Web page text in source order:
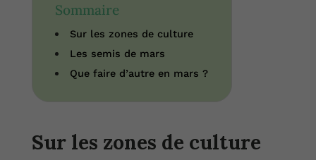
Sommaire
Sur les zones de culture
Les semis de mars
Que faire d’autre en mars ?
Sur les zones de culture